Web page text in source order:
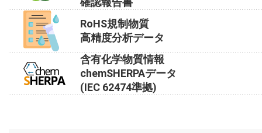
RoHS規制物質
高精度分析データ
含有化学物質情報
chemSHERPAデータ
(IEC 62474準拠)